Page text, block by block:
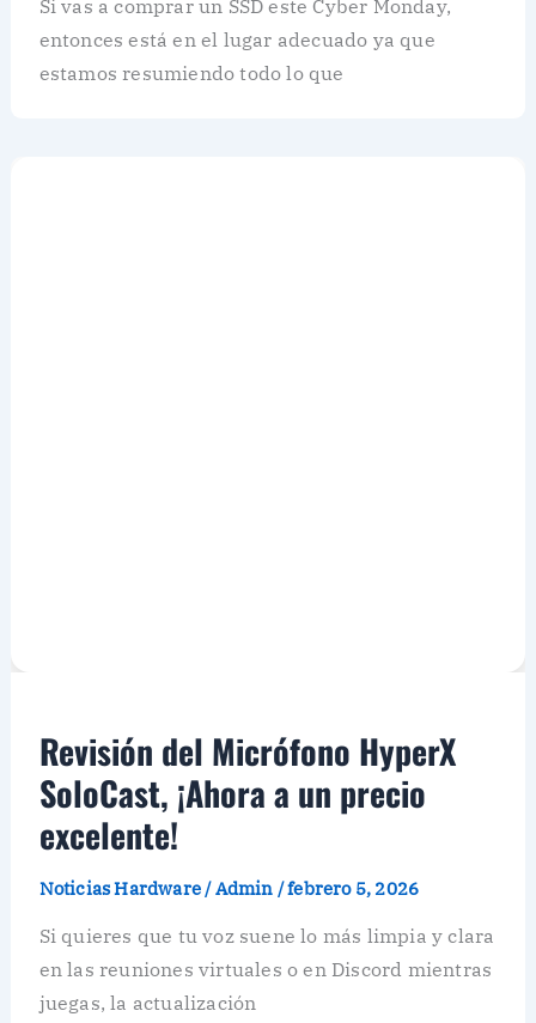
Si vas a comprar un SSD este Cyber Monday,
entonces está en el lugar adecuado ya que
estamos resumiendo todo lo que
Revisión del Micrófono HyperX
SoloCast, ¡Ahora a un precio
excelente!
Noticias Hardware/Admin /febrero 5, 2026
Si quieres que tu voz suene lo más limpia y clara
en las reuniones virtuales o en Discord mientras
juegas, la actualización